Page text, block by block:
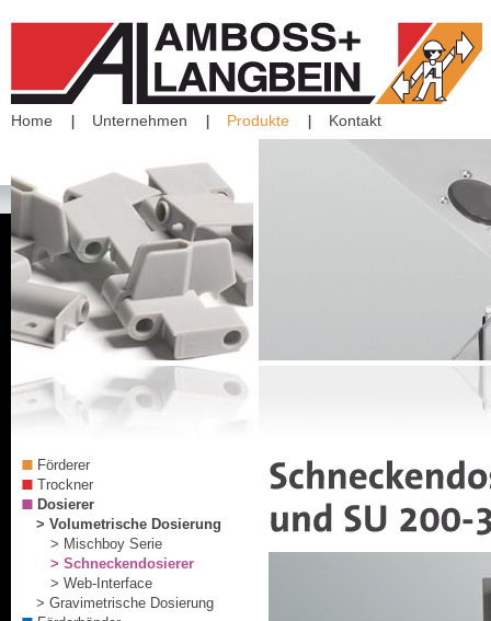
Home Unternehmen Produkte Kontakt
Förderer
Trockner
Dosierer
> Volumetrische Dosierung
> Mischboy Serie
> Schneckendosierer
> Web-Interface
> Gravimetrische Dosierung